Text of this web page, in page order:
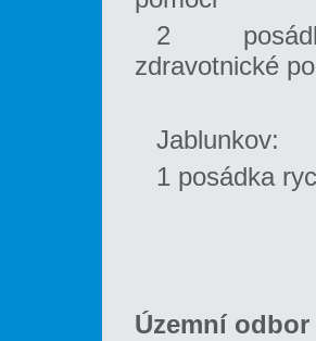
2
zdravotnické
Jablunkov:
1 posádka
Územní